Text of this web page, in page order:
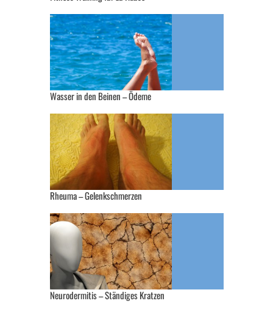
Wasser in den Beinen – Ödeme
Rheuma – Gelenkschmerzen
Neurodermitis – Ständiges Kratzen